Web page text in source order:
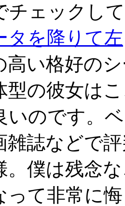
チェックし
タを降りて左
高い格好の
型の彼女は
いのです。
雑誌などで
。僕は残念
って非常に